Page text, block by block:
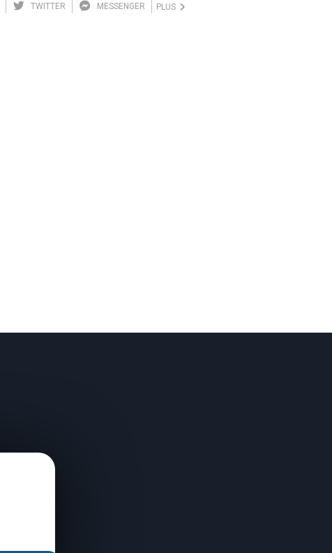
TWITTER MESSENGER PLUS